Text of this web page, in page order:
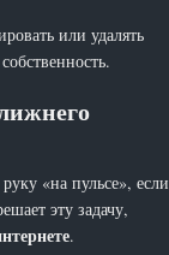
или удалять
«на пульсе», если
эту задачу,
.